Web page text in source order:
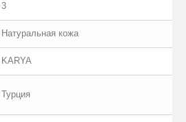
3
Натуральная кожа
KARYA
Турция